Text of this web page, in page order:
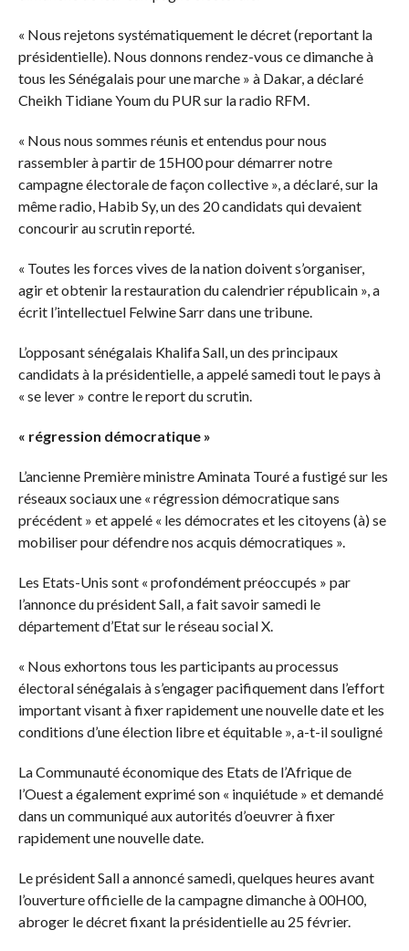
« Nous rejetons systématiquement le décret (reportant la
présidentielle). Nous donnons rendez-vous ce dimanche à
tous les Sénégalais pour une marche » à Dakar, a déclaré
Cheikh Tidiane Youm du PUR sur la radio RFM.
« Nous nous sommes réunis et entendus pour nous
rassembler à partir de 15H00 pour démarrer notre
campagne électorale de façon collective », a déclaré, sur la
même radio, Habib Sy, un des 20 candidats qui devaient
concourir au scrutin reporté.
« Toutes les forces vives de la nation doivent s’organiser,
agir et obtenir la restauration du calendrier républicain », a
écrit l’intellectuel Felwine Sarr dans une tribune.
L’opposant sénégalais Khalifa Sall, un des principaux
candidats à la présidentielle, a appelé samedi tout le pays à
« se lever » contre le report du scrutin.
« régression démocratique »
L’ancienne Première ministre Aminata Touré a fustigé sur les
réseaux sociaux une « régression démocratique sans
précédent » et appelé « les démocrates et les citoyens (à) se
mobiliser pour défendre nos acquis démocratiques ».
Les Etats-Unis sont « profondément préoccupés » par
l’annonce du président Sall, a fait savoir samedi le
département d’Etat sur le réseau social X.
« Nous exhortons tous les participants au processus
électoral sénégalais à s’engager pacifiquement dans l’effort
important visant à fixer rapidement une nouvelle date et les
conditions d’une élection libre et équitable », a-t-il souligné
La Communauté économique des Etats de l’Afrique de
l’Ouest a également exprimé son « inquiétude » et demandé
dans un communiqué aux autorités d’oeuvrer à fixer
rapidement une nouvelle date.
Le président Sall a annoncé samedi, quelques heures avant
l’ouverture officielle de la campagne dimanche à 00H00,
abroger le décret fixant la présidentielle au 25 février.